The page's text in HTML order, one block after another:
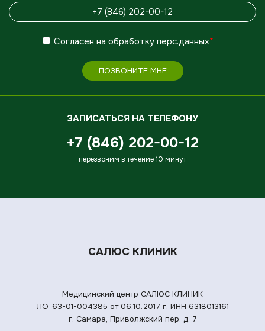
Согласен на обработку перс.данных*
ПОЗВОНИТЕ МНЕ
ЗАПИСАТЬСЯ НА ТЕЛЕФОНУ
+7 (846) 202-00-12
перезвоним в течение 10 минут
САЛЮС КЛИНИК
Медицинский центр САЛЮС КЛИНИК
ЛО-63-01-004385 от 06.10.2017 г. ИНН 6318013161
г. Самара, Приволжский пер. д. 7